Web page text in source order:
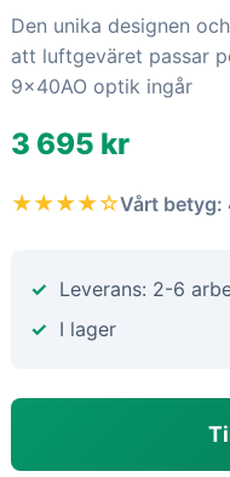
Den unika designen
att luftgeväret passar
9x40AO optik ingår
3 695 kr
★★★★☆Vårt betyg:
Leverans: 2-6
I lager